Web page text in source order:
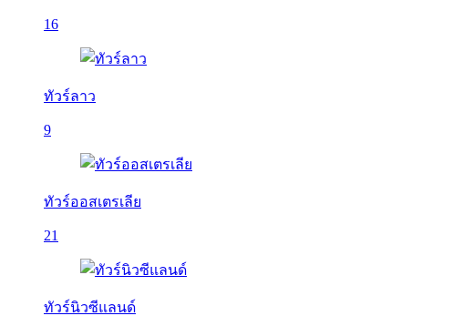
16
ทัวร์ลาว
9
ทัวร์ออสเตรเลีย
21
ทัวร์นิวซีแลนด์